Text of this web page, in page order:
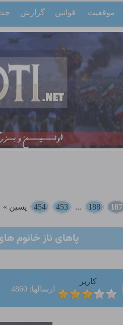
موقعیت قوانین گزارش
187
188
...
453
454 پسین »
پاهای ناز خانوم
کاربر
ارسالها: 4860